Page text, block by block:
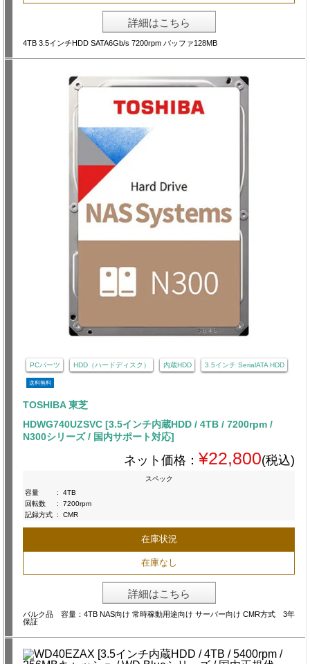
詳細はこちら
4TB 3.5インチHDD SATA6Gb/s 7200rpm バッファ128MB
PCパーツ HDD（ハードディスク） 内蔵HDD 3.5インチ SerialATA HDD
送料無料
TOSHIBA 東芝
HDWG740UZSVC [3.5インチ内蔵HDD / 4TB / 7200rpm /
N300シリーズ / 国内サポート対応]
ネット価格： ¥22,800(税込)
スペック
容量
:
4TB
回転数
:
7200rpm
記録方式 : CMR
在庫状況
在庫なし
詳細はこちら
バルク品 容量：4TB NAS向け 常時稼動用途向け サーバー向け CMR方式 3年
保証